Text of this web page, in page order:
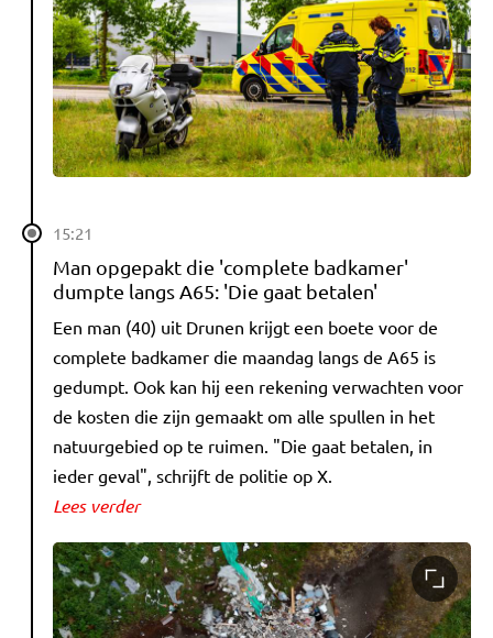
15:21
Man opgepakt die 'complete badkamer'
dumpte langs A65: 'Die gaat betalen'
Een man (40) uit Drunen krijgt een boete voor de
complete badkamer die maandag langs de A65 is
gedumpt. Ook kan hij een rekening verwachten voor
de kosten die zijn gemaakt om alle spullen in het
natuurgebied op te ruimen. "Die gaat betalen, in
ieder geval", schrijft de politie op X.
Lees verder